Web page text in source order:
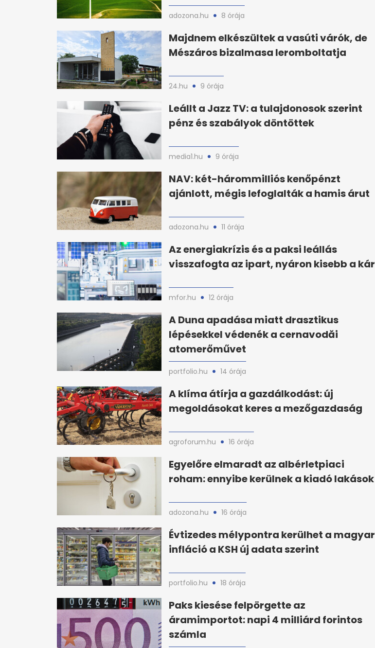
adozona.hu 8 órája
Majdnem elkészültek a vasúti várók, de
Mészáros bizalmasa leromboltatja
24.hu 9 órája
Leállt a Jazz TV: a tulajdonosok szerint
pénz és szabályok döntöttek
media1.hu 9 órája
NAV: két-hárommilliós kenőpénzt
ajánlott, mégis lefoglalták a hamis árut
adozona.hu 11 órája
Az energiakrízis és a paksi leállás
visszafogta az ipart, nyáron kisebb a kár
mfor.hu 12 órája
A Duna apadása miatt drasztikus
lépésekkel védenék a cernavodăi
atomerőművet
portfolio.hu 14 órája
A klíma átírja a gazdálkodást: új
megoldásokat keres a mezőgazdaság
agroforum.hu 16 órája
Egyelőre elmaradt az albérletpiaci
roham: ennyibe kerülnek a kiadó lakások
adozona.hu 16 órája
Évtizedes mélypontra kerülhet a magyar
infláció a KSH új adata szerint
portfolio.hu 18 órája
Paks kiesése felpörgette az
áramimportot: napi 4 milliárd forintos
számla